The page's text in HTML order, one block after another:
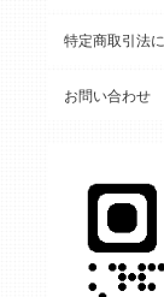
特定商取引法
お問い合わせ